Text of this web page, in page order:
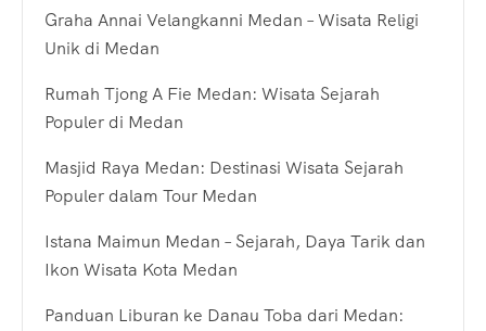
Graha Annai Velangkanni Medan – Wisata Religi
Unik di Medan
Rumah Tjong A Fie Medan: Wisata Sejarah
Populer di Medan
Masjid Raya Medan: Destinasi Wisata Sejarah
Populer dalam Tour Medan
Istana Maimun Medan – Sejarah, Daya Tarik dan
Ikon Wisata Kota Medan
Panduan Liburan ke Danau Toba dari Medan: